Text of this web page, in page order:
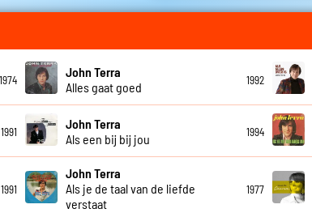
1974
John Terra
Alles gaat goed
1992
1991
John Terra
Als een bij bij jou
1994
1991
John Terra
Als je de taal van de liefde
verstaat
1977